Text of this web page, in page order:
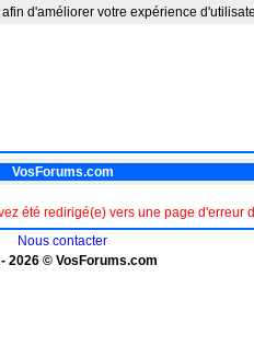
VosForums.com
été redirigé(e) vers une page d'erreur
Nous contacter
2026 © VosForums.com
d'améliorer votre expérience